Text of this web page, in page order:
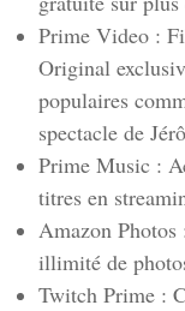
Prime Video :
Original
populaires
spectacle de
Prime Music :
titres en
Amazon Photos
illimité de
Twitch Prime :